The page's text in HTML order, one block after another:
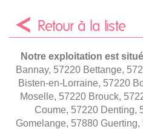
Retour à la liste
Notre exploitation est
Bannay, 57220 Bettange,
Bisten-en-Lorraine, 57220
Moselle, 57220 Brouck,
Coume, 57220 Denting,
Gomelange, 57880